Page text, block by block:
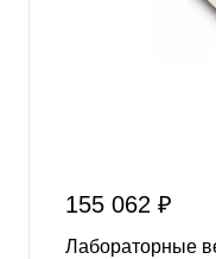
155 062 ₽
Лабораторные